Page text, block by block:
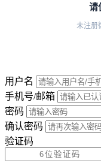
请
未注册
用户名
手机号/邮箱
密码
确认密码
验证码